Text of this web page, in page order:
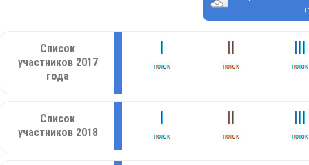
Список
участников 2017
года
Список
участников 2018